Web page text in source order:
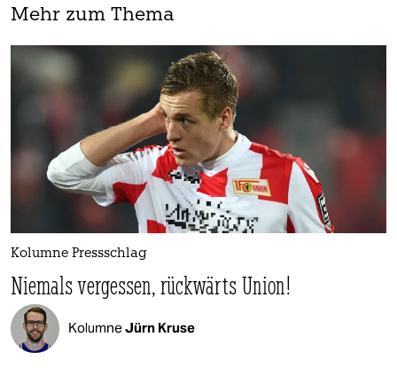
Mehr zum Thema
Kolumne Pressschlag
Niemals vergessen, rückwärts Union!
KolumneJürn Kruse